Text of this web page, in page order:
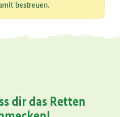
bestreuen.
dir das Retten